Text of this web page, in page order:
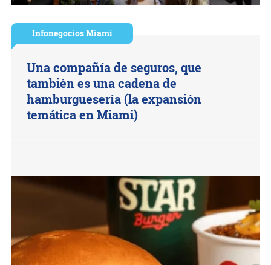
Infonegocios Miami
Una compañía de seguros, que
también es una cadena de
hamburguesería (la expansión
temática en Miami)